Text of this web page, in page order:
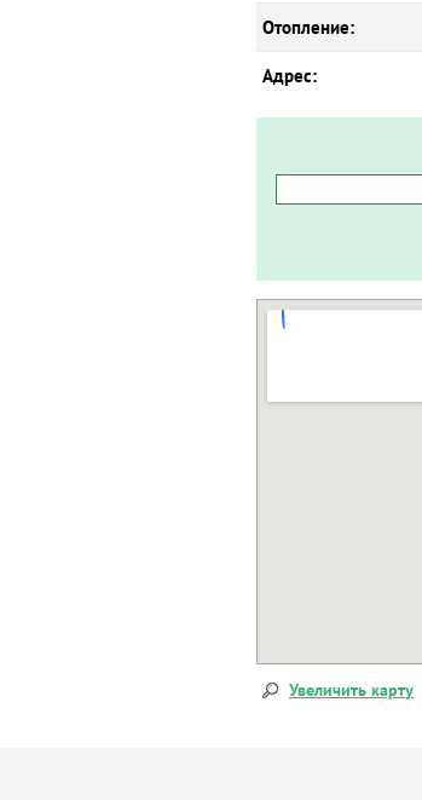
Отопление:
Адрес:
Увеличить карту